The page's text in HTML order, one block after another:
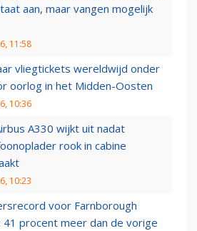
aan, maar vangen mogelijk
11:58
vliegtickets wereldwijd onder
oorlog in het Midden-Oosten
10:36
A330 wijkt uit nadat
rook in cabine
10:23
voor Farnborough
41 procent meer dan de vorige